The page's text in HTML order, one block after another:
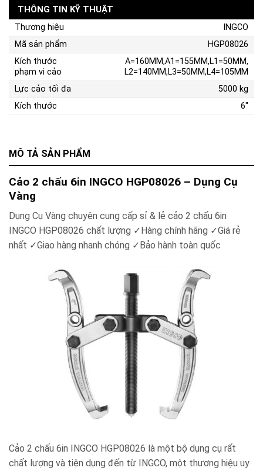
MÔ TẢ SẢN PHẨM
Cảo 2 chấu 6in INGCO HGP08026 – Dụng Cụ
Vàng
Dụng Cụ Vàng chuyên cung cấp sỉ & lẻ cảo 2 chấu 6in
INGCO HGP08026 chất lượng ✓Hàng chính hãng ✓Giá rẻ
nhất ✓Giao hàng nhanh chóng ✓Bảo hành toàn quốc
Cảo 2 chấu 6in INGCO HGP08026 là một bộ dụng cụ rất
chất lượng và tiện dụng đến từ INGCO, một thương hiệu uy
THÔNG TIN KỸ THUẬT
Thương hiệu
INGCO
Mã sản phẩm
HGP08026
Kích thước
phạm vi cảo
A=160MM,A1=155MM,L1=50MM,
L2=140MM,L3=50MM,L4=105MM
Lực cảo tối đa
5000 kg
Kích thước
6"